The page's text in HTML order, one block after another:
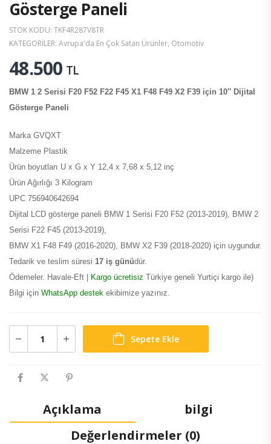
Gösterge Paneli
STOK KODU: TKF4R287V8TR
KATEGORILER: Avrupa'da En Çok Satan Ürünler, Otomotiv
48.500 TL
BMW 1 2 Serisi F20 F52 F22 F45 X1 F48 F49 X2 F39 için 10″ Dijital
Gösterge Paneli
Marka GVQXT
Malzeme Plastik
Ürün boyutları U x G x Y 12,4 x 7,68 x 5,12 inç
Ürün Ağırlığı 3 Kilogram
UPC 756940642694
Dijital LCD gösterge paneli BMW 1 Serisi F20 F52 (2013-2019), BMW 2
Serisi F22 F45 (2013-2019),
BMW X1 F48 F49 (2016-2020), BMW X2 F39 (2018-2020) için uygundur.
Tedarik ve teslim süresi 17 iş günüdür.
Ödemeler. Havale-Eft | Kargo ücretisiz Türkiye geneli Yurtiçi kargo ile)
Bilgi için WhatsApp destek ekibimize yazınız.
Sepete Ekle
Açıklama
bilgi
Değerlendirmeler (0)